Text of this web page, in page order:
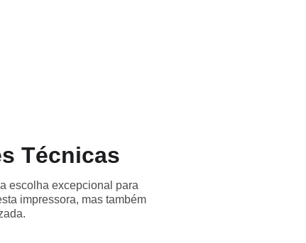
Técnicas
escolha excepcional para
impressora, mas também